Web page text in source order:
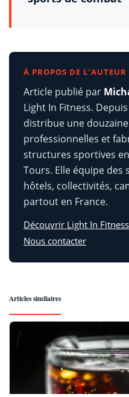
À PROPOS DE L’AUTEUR
Article publié par
Light In Fitness.
distribue une
professionnelles et
structures sportives
Tours. Elle équipe des
hôtels, collectivités,
partout en France.
Découvrir Light In Fitness
Nous contacter
Articles similaires